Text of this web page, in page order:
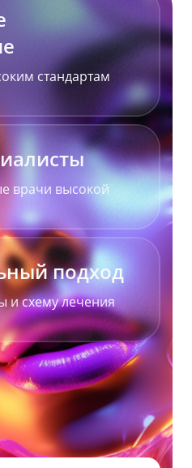
стандартам
врачи высокой
подход
и схему лечения